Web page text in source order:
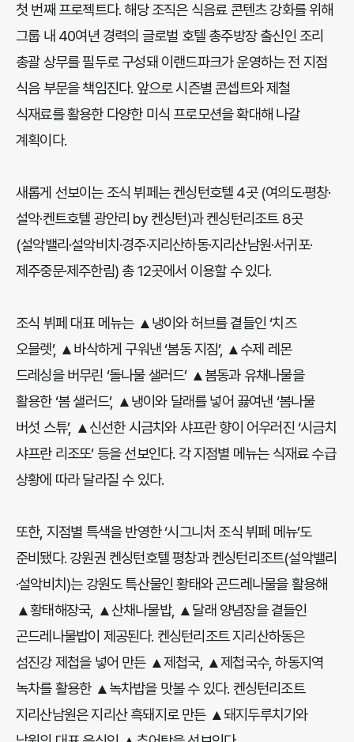
첫 번째 프로젝트다. 해당 조직은 식음료 콘텐츠 강화를 위해
그룹 내 40여년 경력의 글로벌 호텔 총주방장 출신인 조리
총괄 상무를 필두로 구성돼 이랜드파크가 운영하는 전 지점
식음 부문을 책임진다. 앞으로 시즌별 콘셉트와 제철
식재료를 활용한 다양한 미식 프로모션을 확대해 나갈
계획이다.
새롭게 선보이는 조식 뷔페는 켄싱턴호텔 4곳 (여의도·평창·
설악·켄트호텔 광안리 by 켄싱턴)과 켄싱턴리조트 8곳
(설악밸리·설악비치·경주·지리산하동·지리산남원·서귀포·
제주중문·제주한림) 총 12곳에서 이용할 수 있다.
조식 뷔페 대표 메뉴는 ▲냉이와 허브를 곁들인 ‘치즈
오믈렛’, ▲바삭하게 구워낸 ‘봄동 지짐’, ▲수제 레몬
드레싱을 버무린 ‘돌나물 샐러드’ ▲봄동과 유채나물을
활용한 ‘봄 샐러드’, ▲냉이와 달래를 넣어 끓여낸 ‘봄나물
버섯 스튜’, ▲신선한 시금치와 샤프란 향이 어우러진 ‘시금치
샤프란 리조또’ 등을 선보인다. 각 지점별 메뉴는 식재료 수급
상황에 따라 달라질 수 있다.
또한, 지점별 특색을 반영한 ‘시그니처 조식 뷔페 메뉴’도
준비됐다. 강원권 켄싱턴호텔 평창과 켄싱턴리조트(설악밸리
·설악비치)는 강원도 특산물인 황태와 곤드레나물을 활용해
▲황태해장국, ▲산채나물밥, ▲달래 양념장을 곁들인
곤드레나물밥이 제공된다. 켄싱턴리조트 지리산하동은
섬진강 제첩을 넣어 만든 ▲제첩국, ▲제첩국수, 하동지역
녹차를 활용한 ▲녹차밥을 맛볼 수 있다. 켄싱턴리조트
지리산남원은 지리산 흑돼지로 만든 ▲돼지두루치기와